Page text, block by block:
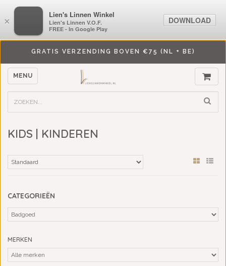
GRATIS VERZENDING BOVEN €75 (NL + BE)
MENU
KIDS | KINDEREN
CATEGORIEËN
MERKEN
×
LiensLinnenwinkel.nl
Lien's Linnen V.O.F.
FREE - In Google Play
DOWNLOAD
×
Lien's Linnen Winkel
Lien's Linnen V.O.F.
FREE - In Google Play
DOWNLOAD